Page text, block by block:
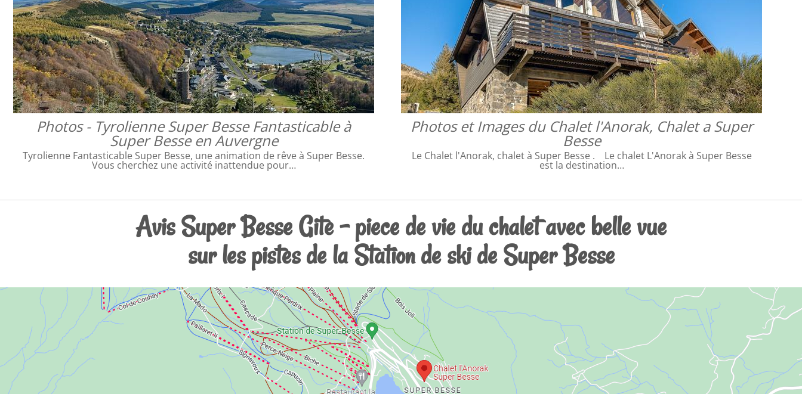
Photos - Tyrolienne Super Besse Fantasticable à
Super Besse en Auvergne
Tyrolienne Fantasticable Super Besse, une animation de rêve à Super Besse.
Vous cherchez une activité inattendue pour…
Photos et Images du Chalet l'Anorak, Chalet a Super
Besse
Le Chalet l'Anorak, chalet à Super Besse . Le chalet L'Anorak à Super Besse
est la destination…
Avis Super Besse Gite - piece de vie du chalet avec belle vue
sur les pistes de la Station de ski de Super Besse